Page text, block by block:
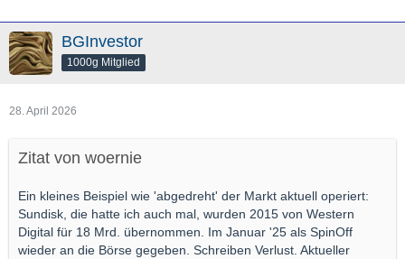
BGInvestor
1000g Mitglied
28. April 2026
Zitat von woernie
Ein kleines Beispiel wie 'abgedreht' der Markt aktuell operiert:
Sundisk, die hatte ich auch mal, wurden 2015 von Western
Digital für 18 Mrd. übernommen. Im Januar '25 als SpinOff
wieder an die Börse gegeben. Schreiben Verlust. Aktueller